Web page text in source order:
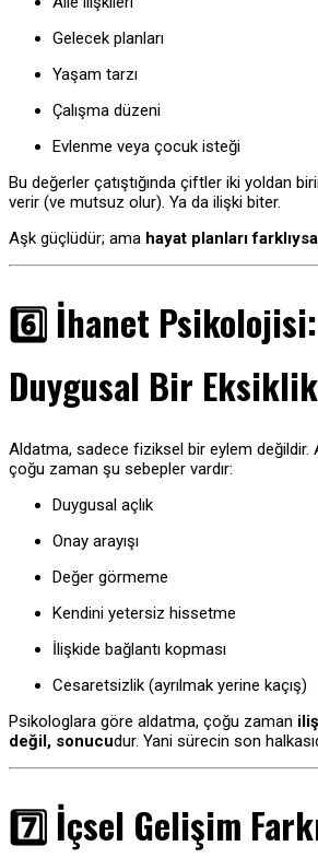
Gelecek planları
Yaşam tarzı
Çalışma düzeni
Evlenme veya çocuk isteği
Bu değerler çatıştığında çiftler iki yoldan
verir (ve mutsuz olur). Ya da ilişki biter.
Aşk güçlüdür; ama hayat planları farklıysa
6️⃣ İhanet
Duygusal Bir Eksiklik
Aldatma, sadece fiziksel bir eylem değildir.
çoğu zaman şu sebepler vardır:
Duygusal açlık
Onay arayışı
Değer görmeme
Kendini yetersiz hissetme
İlişkide bağlantı kopması
Cesaretsizlik (ayrılmak yerine kaçış)
Psikologlara göre aldatma, çoğu zaman
değil, sonucudur. Yani sürecin son
7️⃣ İçsel Gelişim